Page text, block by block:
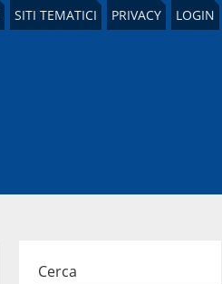
SITI TEMATICI PRIVACY LOGIN
Cerca